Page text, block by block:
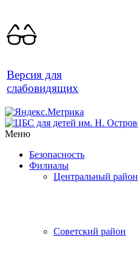
Версия для
слабовидящих
Меню
Безопасность
Филиалы
Центральный район
Советский район